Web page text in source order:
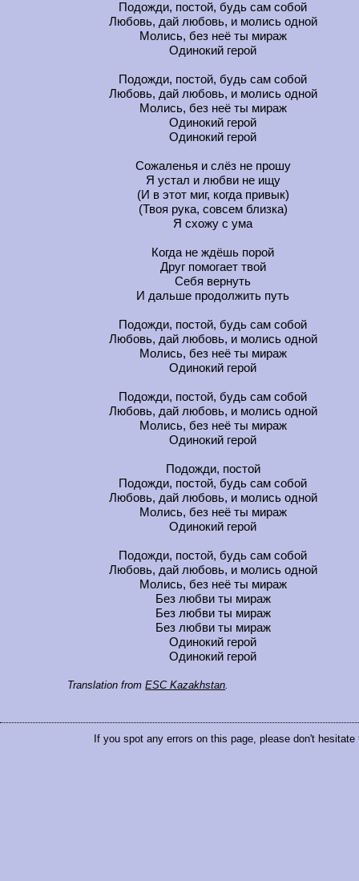
Подожди, постой, будь сам собой
Любовь, дай любовь, и молись одной
Молись, без неё ты мираж
Одинокий герой
Подожди, постой, будь сам собой
Любовь, дай любовь, и молись одной
Молись, без неё ты мираж
Одинокий герой
Одинокий герой
Сожаленья и слёз не прошу
Я устал и любви не ищу
(И в этот миг, когда привык)
(Твоя рука, совсем близка)
Я схожу с ума
Когда не ждёшь порой
Друг помогает твой
Себя вернуть
И дальше продолжить путь
Подожди, постой, будь сам собой
Любовь, дай любовь, и молись одной
Молись, без неё ты мираж
Одинокий герой
Подожди, постой, будь сам собой
Любовь, дай любовь, и молись одной
Молись, без неё ты мираж
Одинокий герой
Подожди, постой
Подожди, постой, будь сам собой
Любовь, дай любовь, и молись одной
Молись, без неё ты мираж
Одинокий герой
Подожди, постой, будь сам собой
Любовь, дай любовь, и молись одной
Молись, без неё ты мираж
Без любви ты мираж
Без любви ты мираж
Без любви ты мираж
Одинокий герой
Одинокий герой
Translation fromESC Kazakhstan.
If you spot any errors on this page, please don't